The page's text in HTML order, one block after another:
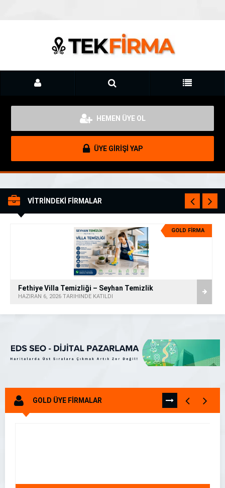
HEMEN ÜYE OL
ÜYE GİRİŞİ YAP
VİTRİNDEKİ FİRMALAR
GOLD FİRMA
Fethiye Villa Temizliği – Seyhan Temizlik
HAZIRAN 6, 2026 TARİHİNDE KATILDI
GOLD ÜYE FİRMALAR TÜMÜNÜ
GÖR